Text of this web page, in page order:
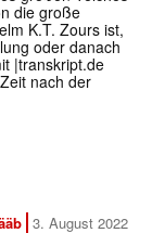
die große
K.T. Zours ist,
oder danach
|transkript.de
nach der
3. August 2022